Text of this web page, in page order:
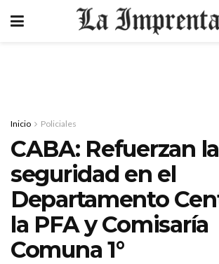
Inicio Policiales
CABA: Refuerzan la
seguridad en el
Departamento
la PFA y Comisaría
Comuna 1°